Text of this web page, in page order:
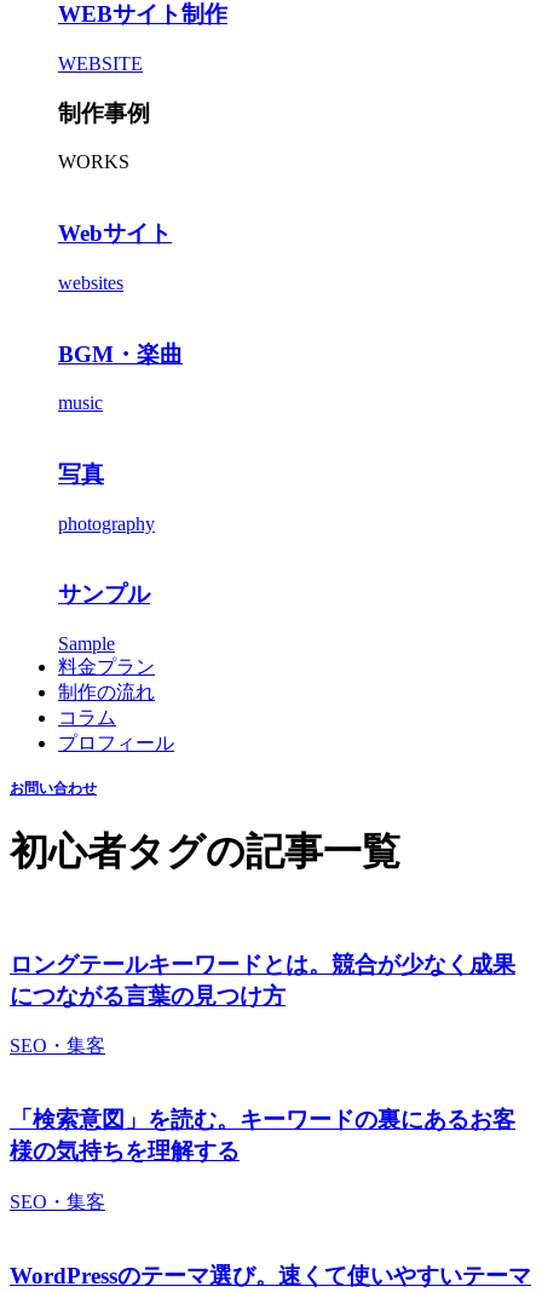
WEBサイト制作
WEBSITE
制作事例
WORKS
Webサイト
websites
BGM・楽曲
music
写真
photography
サンプル
Sample
料金プラン
制作の流れ
コラム
プロフィール
お問い合わせ
初心者タグの記事一覧
ロングテールキーワードとは。競合が少なく成果
につながる言葉の見つけ方
SEO・集客
「検索意図」を読む。キーワードの裏にあるお客
様の気持ちを理解する
SEO・集客
WordPressのテーマ選び。速くて使いやすいテーマ